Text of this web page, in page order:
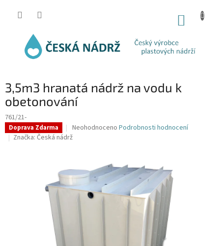
3,5m3 hranatá nádrž na vodu k
obetonování
761/21-
Doprava Zdarma
Průměrné
hodnocení
z
5
hvězdiček.
Neohodnoceno Podrobnosti hodnocení
Značka: Česká nádrž